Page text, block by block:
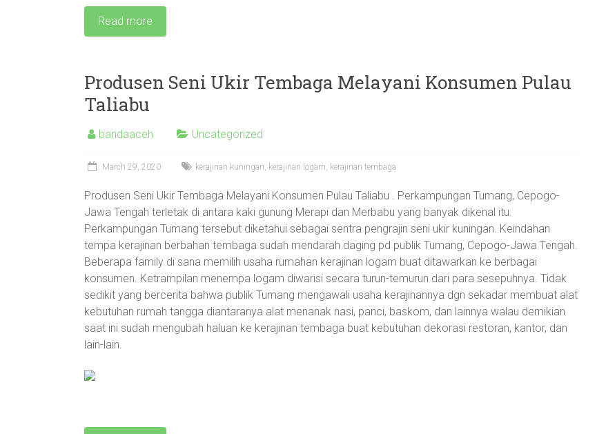
Read more
Produsen Seni Ukir Tembaga Melayani Konsumen Pulau
Taliabu
bandaaceh Uncategorized
March 29, 2020 kerajinan kuningan, kerajinan logam, kerajinan tembaga
Produsen Seni Ukir Tembaga Melayani Konsumen Pulau Taliabu . Perkampungan Tumang, Cepogo-
Jawa Tengah terletak di antara kaki gunung Merapi dan Merbabu yang banyak dikenal itu.
Perkampungan Tumang tersebut diketahui sebagai sentra pengrajin seni ukir kuningan. Keindahan
tempa kerajinan berbahan tembaga sudah mendarah daging pd publik Tumang, Cepogo-Jawa Tengah.
Beberapa family di sana memilih usaha rumahan kerajinan logam buat ditawarkan ke berbagai
konsumen. Ketrampilan menempa logam diwarisi secara turun-temurun dari para sesepuhnya. Tidak
sedikit yang bercerita bahwa publik Tumang mengawali usaha kerajinannya dgn sekadar membuat alat
kebutuhan rumah tangga diantaranya alat menanak nasi, panci, baskom, dan lainnya walau demikian
saat ini sudah mengubah haluan ke kerajinan tembaga buat kebutuhan dekorasi restoran, kantor, dan
lain-lain.